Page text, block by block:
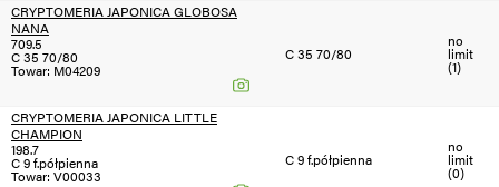
CRYPTOMERIA JAPONICA GLOBOSA
NANA
709.5
C 35 70/80
Towar: M04209
C 35 70/80
no
limit
(1)
CRYPTOMERIA JAPONICA LITTLE
CHAMPION
198.7
C 9 f.półpienna
Towar: V00033
C 9 f.półpienna
no
limit
(0)